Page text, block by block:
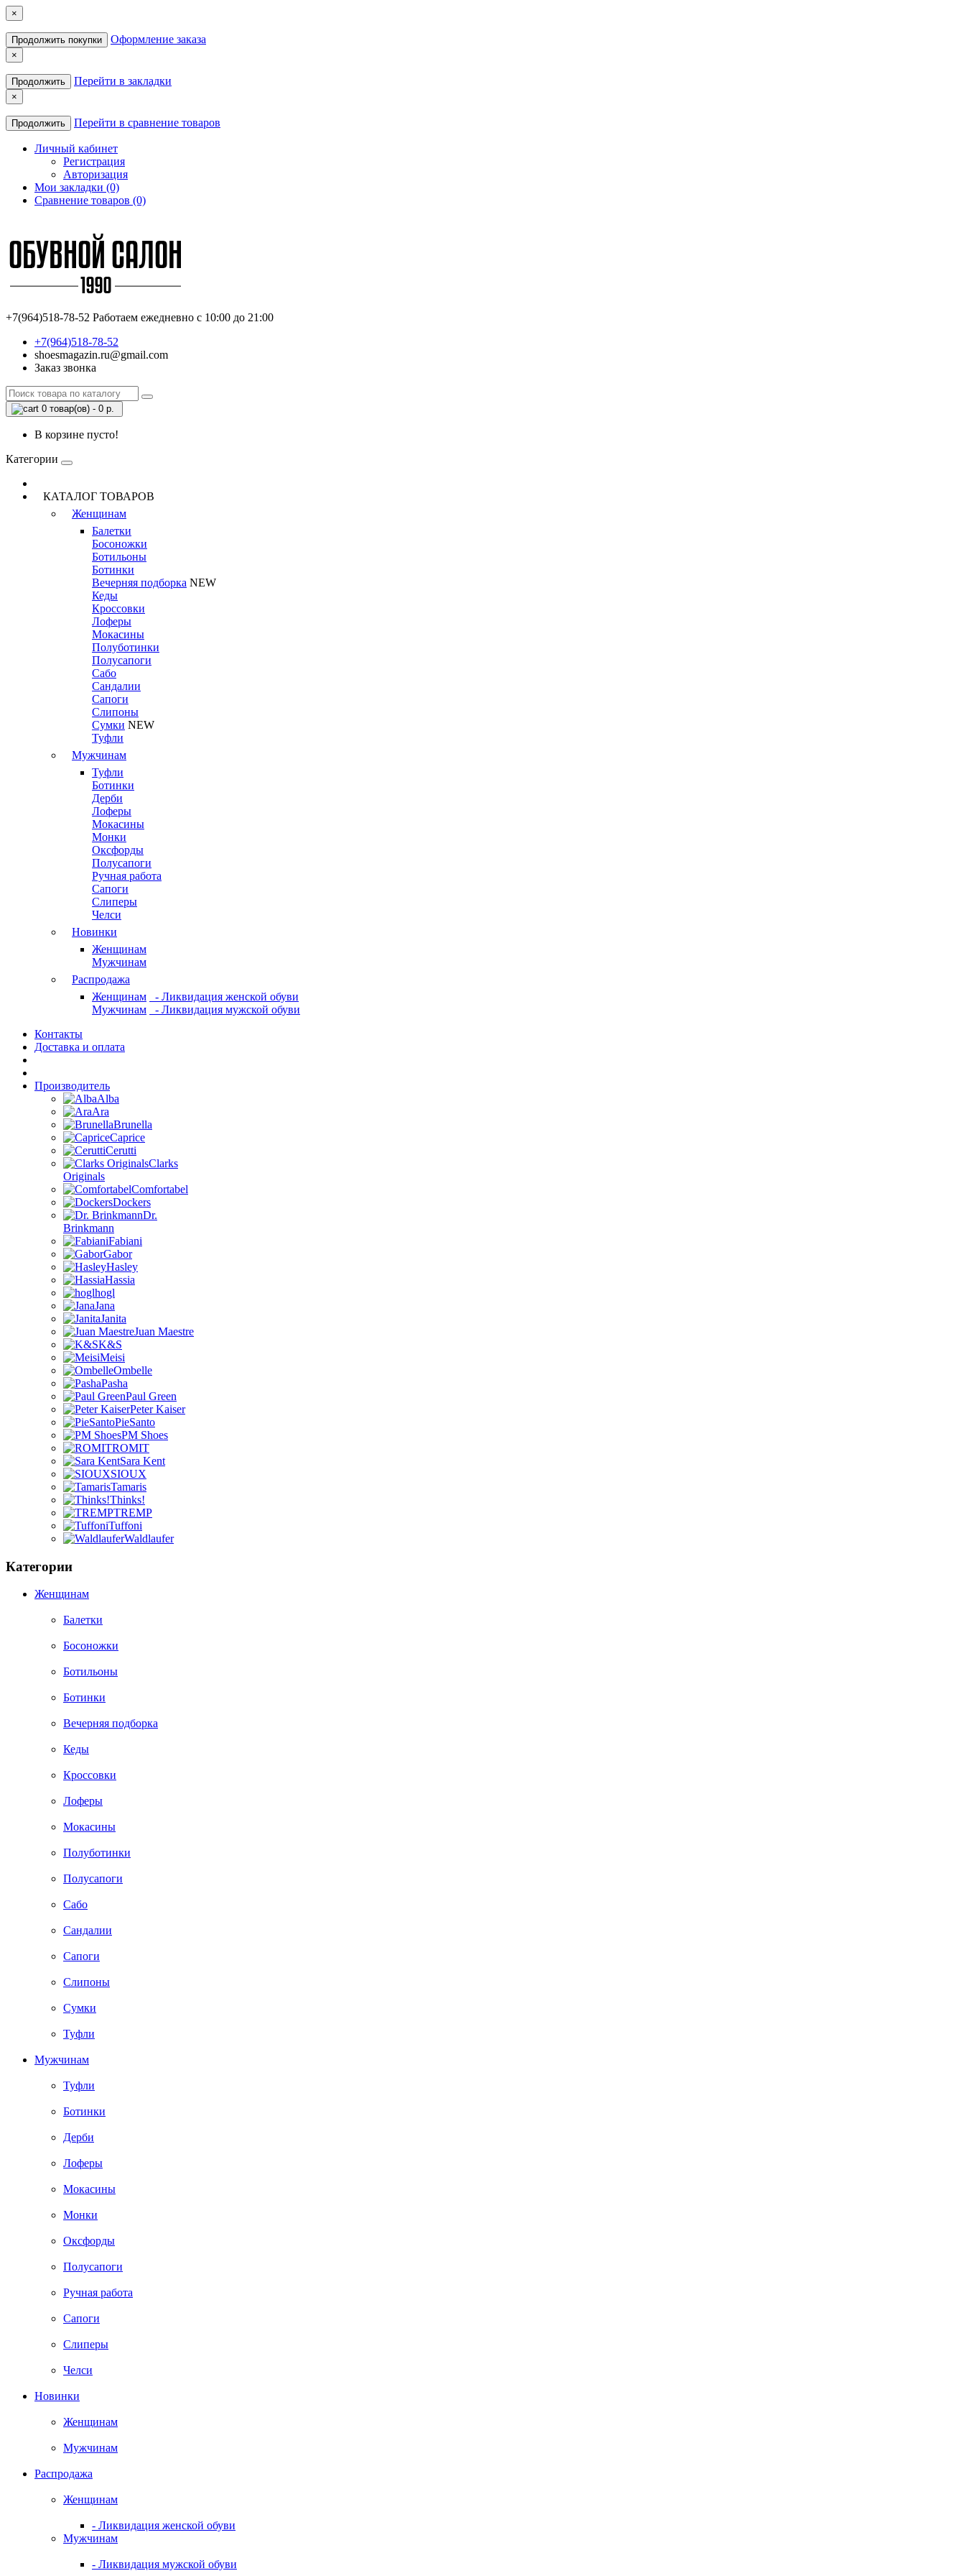
×
Продолжить покупки Оформление заказа
×
Продолжить Перейти в закладки
×
Продолжить Перейти в сравнение товаров
Личный кабинет
Регистрация
Авторизация
Мои закладки (0)
Сравнение товаров (0)
+7(964)518-78-52 Работаем ежедневно с 10:00 до 21:00
+7(964)518-78-52
shoesmagazin.ru@gmail.com
Заказ звонка
0 товар(ов) - 0 р.
В корзине пусто!
Категории
КАТАЛОГ ТОВАРОВ
Женщинам
Балетки
Босоножки
Ботильоны
Ботинки
Вечерняя подборка NEW
Кеды
Кроссовки
Лоферы
Мокасины
Полуботинки
Полусапоги
Сабо
Сандалии
Сапоги
Слипоны
Сумки NEW
Туфли
Мужчинам
Туфли
Ботинки
Дерби
Лоферы
Мокасины
Монки
Оксфорды
Полусапоги
Ручная работа
Сапоги
Слиперы
Челси
Новинки
Женщинам
Мужчинам
Распродажа
Женщинам
- Ликвидация женской обуви
Мужчинам
- Ликвидация мужской обуви
Контакты
Доставка и оплата
Производитель
Alba
Ara
Brunella
Caprice
Cerutti
Clarks
Originals
Comfortabel
Dockers
Dr.
Brinkmann
Fabiani
Gabor
Hasley
Hassia
hogl
Jana
Janita
Juan Maestre
K&S
Meisi
Ombelle
Pasha
Paul Green
Peter Kaiser
PieSanto
PM Shoes
ROMIT
Sara Kent
SIOUX
Tamaris
Thinks!
TREMP
Tuffoni
Waldlaufer
Категории
Женщинам
Балетки
Босоножки
Ботильоны
Ботинки
Вечерняя подборка
Кеды
Кроссовки
Лоферы
Мокасины
Полуботинки
Полусапоги
Сабо
Сандалии
Сапоги
Слипоны
Сумки
Туфли
Мужчинам
Туфли
Ботинки
Дерби
Лоферы
Мокасины
Монки
Оксфорды
Полусапоги
Ручная работа
Сапоги
Слиперы
Челси
Новинки
Женщинам
Мужчинам
Распродажа
Женщинам
- Ликвидация женской обуви
Мужчинам
- Ликвидация мужской обуви